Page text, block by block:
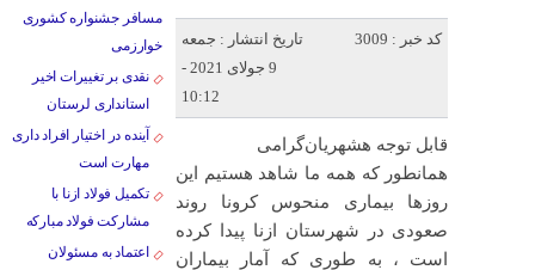
کد خبر : 3009
تاریخ انتشار : جمعه
9 جولای 2021 -
10:12
قابل توجه هشهریان‌گرامی
همانطور که همه ما شاهد هستیم این
روزها بیماری منحوس کرونا روند
صعودی در شهرستان ازنا پیدا کرده
است ، به طوری که آمار بیماران
مسافر جشنواره کشوری
خوارزمی
نقدی بر تغییرات اخیر
استانداری لرستان
آینده در اختیار افراد داری
مهارت است
تکمیل فولاد ازنا با
مشارکت فولاد مبارکه
اعتماد به مسئولان